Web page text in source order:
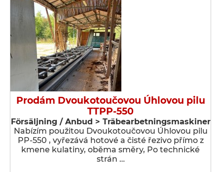
Prodám Dvoukotoučovou Úhlovou pilu
TTPP-550
Försäljning / Anbud > Träbearbetningsmaskiner
Nabízím použitou Dvoukotoučovou Úhlovou pilu
PP-550 , vyřezává hotové a čisté řezivo přímo z
kmene kulatiny, oběma směry, Po technické
strán …